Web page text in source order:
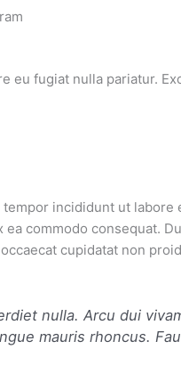
fugiat nulla pariatur.
incididunt ut labore
commodo consequat.
cupidatat non
nulla. Arcu dui
mauris rhoncus.